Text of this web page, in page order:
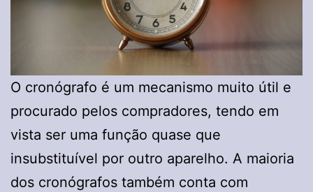
O cronógrafo é um mecanismo muito útil e
procurado pelos compradores, tendo em
vista ser uma função quase que
insubstituível por outro aparelho. A maioria
dos cronógrafos também conta com